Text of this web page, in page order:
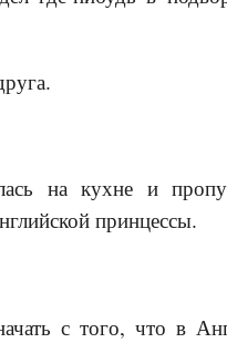
на кухне и
принцессы.
с того, что в